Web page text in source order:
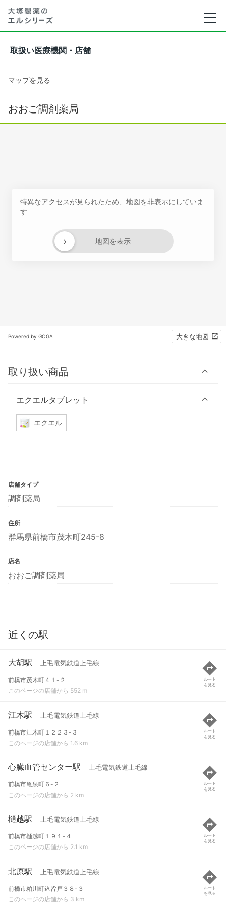
取扱い医療機関・店舗
マップを見る
おおご調剤薬局
特異なアクセスが見られたため、地図を非表示にしていま
す
地図を表示
›
Powered by GOGA 大きな地図
取り扱い商品
エクエルタブレット
エクエル
店舗タイプ
調剤薬局
住所
群馬県前橋市茂木町245-8
店名
おおご調剤薬局
近くの駅
大胡駅 上毛電気鉄道上毛線
前橋市茂木町４１-２
このページの店舗から 552 m
ルート
を見る
江木駅 上毛電気鉄道上毛線
前橋市江木町１２２３-３
このページの店舗から 1.6 km
ルート
を見る
心臓血管センター駅 上毛電気鉄道上毛線
前橋市亀泉町６-２
このページの店舗から 2 km
ルート
を見る
樋越駅 上毛電気鉄道上毛線
前橋市樋越町１９１-４
このページの店舗から 2.1 km
ルート
を見る
北原駅 上毛電気鉄道上毛線
前橋市粕川町込皆戸３８-３
このページの店舗から 3 km
ルート
を見る